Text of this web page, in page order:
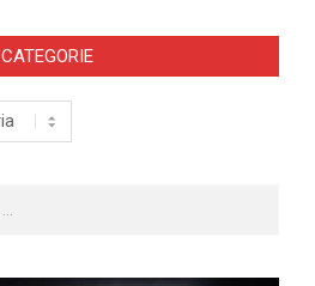
CATEGORIE